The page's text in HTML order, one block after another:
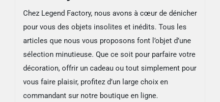
Chez Legend Factory, nous avons à cœur de dénicher
pour vous des objets insolites et inédits. Tous les
articles que nous vous proposons font l’objet d’une
sélection minutieuse. Que ce soit pour parfaire votre
décoration, offrir un cadeau ou tout simplement pour
vous faire plaisir, profitez d’un large choix en
commandant sur notre boutique en ligne.